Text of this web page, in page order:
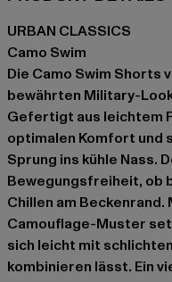
URBAN CLASSICS
Camo Swim
Die Camo Swim Shorts
bewährten Military-
Gefertigt aus leichtem
optimalen Komfort und
Sprung ins kühle Nass.
Bewegungsfreiheit, ob
Chillen am
Camouflage-Muster
sich leicht mit
kombinieren lässt. Ein